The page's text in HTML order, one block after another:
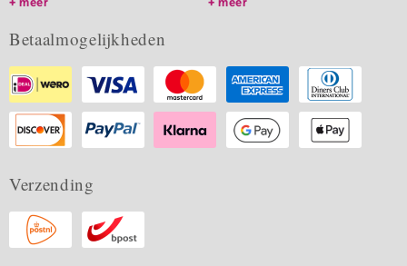
Betaalmogelijkheden
Verzending